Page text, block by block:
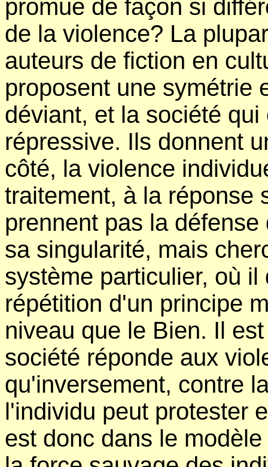
promue de façon si
de la violence? La
auteurs de fiction en
proposent une symétrie
déviant, et la société
répressive. Ils donnent
côté, la violence
traitement, à la réponse
prennent pas la
sa singularité, mais
système particulier, où
répétition d'un principe
niveau que le Bien. Il
société réponde aux
qu'inversement, contre
l'individu peut protester
est donc dans le